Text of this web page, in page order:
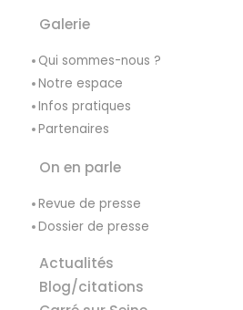
Galerie
Qui sommes-nous ?
Notre espace
Infos pratiques
Partenaires
On en parle
Revue de presse
Dossier de presse
Actualités
Blog/citations